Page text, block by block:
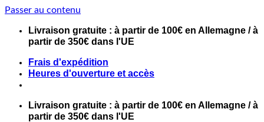
Passer au contenu
Livraison gratuite : à partir de 100€ en Allemagne / à
partir de 350€ dans l'UE
Frais d'expédition
Heures d'ouverture et accès
Livraison gratuite : à partir de 100€ en Allemagne / à
partir de 350€ dans l'UE